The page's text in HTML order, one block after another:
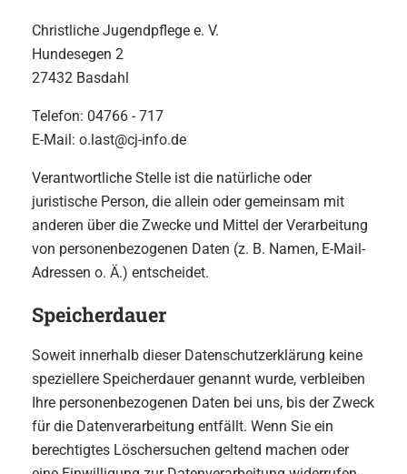
Christliche Jugendpflege e. V.
Hundesegen 2
27432 Basdahl
Telefon: 04766 - 717
E-Mail: o.last@cj-info.de
Verantwortliche Stelle ist die natürliche oder
juristische Person, die allein oder gemeinsam mit
anderen über die Zwecke und Mittel der Verarbeitung
von personenbezogenen Daten (z. B. Namen, E-Mail-
Adressen o. Ä.) entscheidet.
Speicherdauer
Soweit innerhalb dieser Datenschutzerklärung keine
speziellere Speicherdauer genannt wurde, verbleiben
Ihre personenbezogenen Daten bei uns, bis der Zweck
für die Datenverarbeitung entfällt. Wenn Sie ein
berechtigtes Löschersuchen geltend machen oder